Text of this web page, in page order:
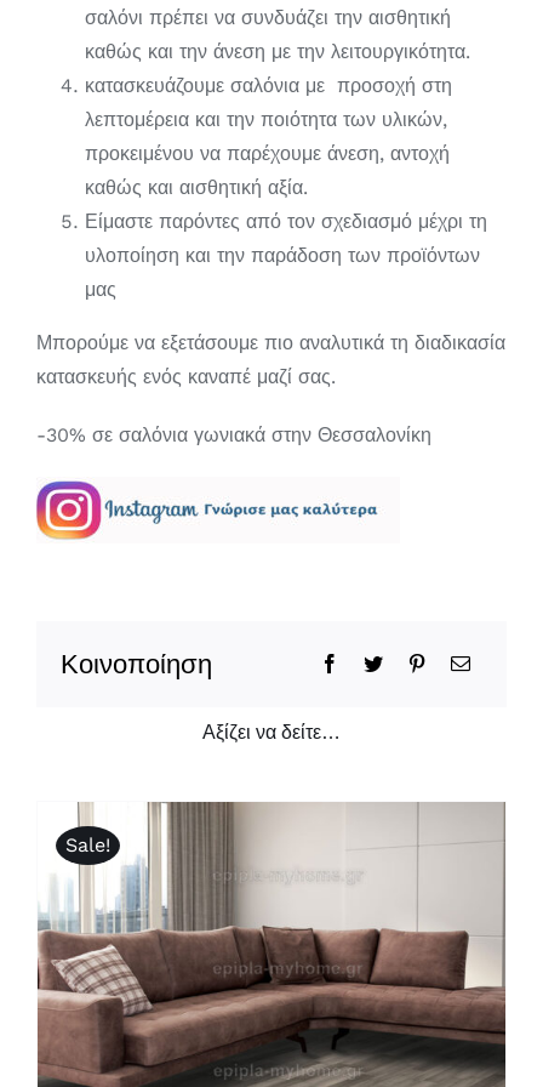
σαλόνι πρέπει να συνδυάζει την αισθητική
καθώς και την άνεση με την λειτουργικότητα.
κατασκευάζουμε σαλόνια με προσοχή στη
λεπτομέρεια και την ποιότητα των υλικών,
προκειμένου να παρέχουμε άνεση, αντοχή
καθώς και αισθητική αξία.
Είμαστε παρόντες από τον σχεδιασμό μέχρι τη
υλοποίηση και την παράδοση των προϊόντων
μας
Μπορούμε να εξετάσουμε πιο αναλυτικά τη διαδικασία
κατασκευής ενός καναπέ μαζί σας.
-30% σε σαλόνια γωνιακά στην Θεσσαλονίκη
Κοινοποίηση
Αξίζει να δείτε…
Sale!